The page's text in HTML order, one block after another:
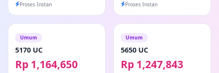
Proses Instan Proses Instan
Umum
5170 UC
Rp 1,164,650
Umum
5650 UC
Rp 1,247,843